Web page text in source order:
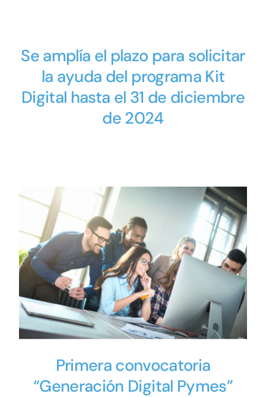
Se amplía el plazo para solicitar
la ayuda del programa Kit
Digital hasta el 31 de diciembre
de 2024
Primera convocatoria
“Generación Digital Pymes”